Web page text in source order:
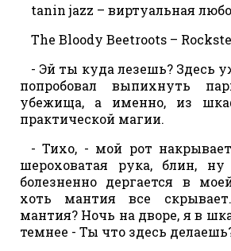
tanin jazz – виртуальная
The Bloody Beetroots –
- Эй ты куда лезешь? Здесь
попробовал выпихнуть
убежища, а именно, из
практической магии.
- Тихо, - мой рот
шероховатая рука, блин,
болезненно дергается в
хоть мантия все
мантия? Ночь на дворе, я в
темнее - Ты что здесь